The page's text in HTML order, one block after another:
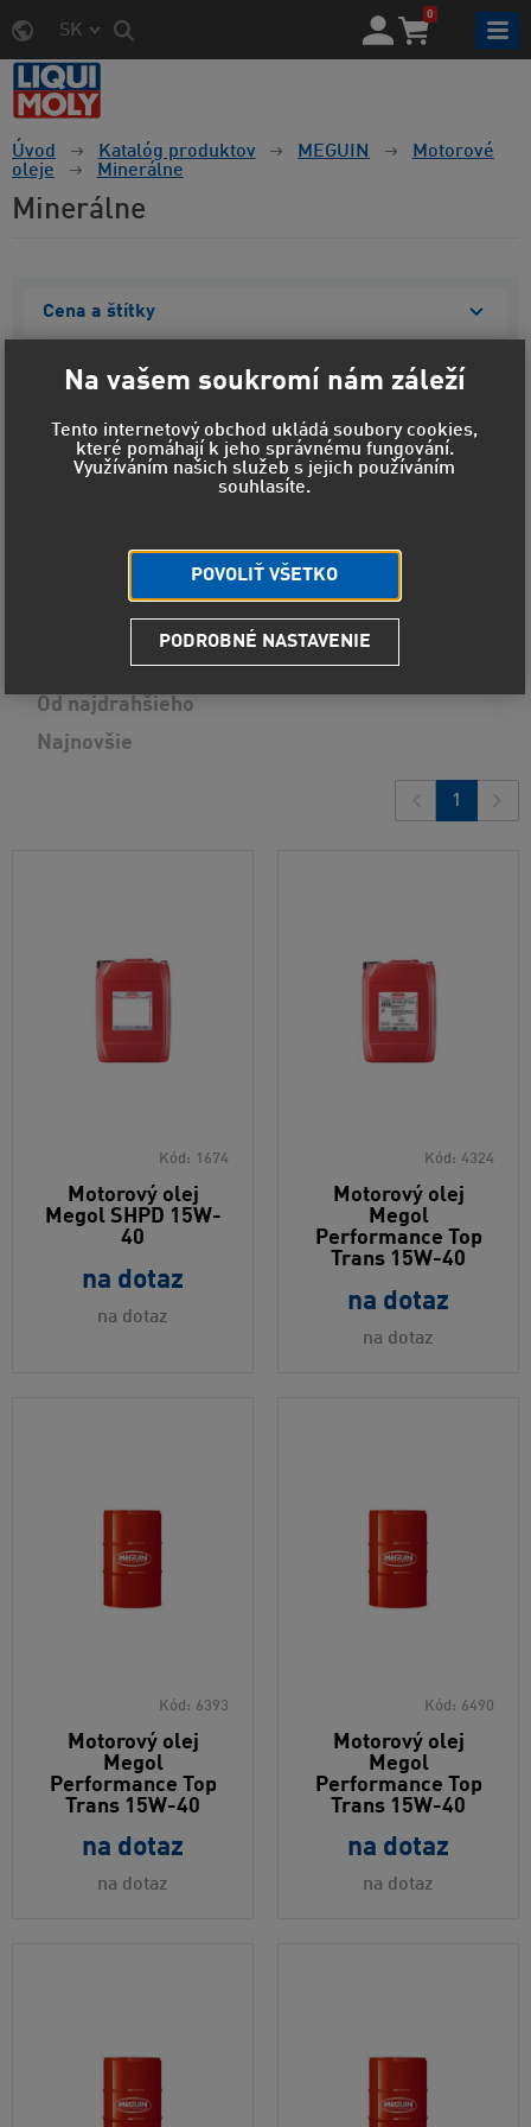
SK
0
Úvod Katalóg produktov MEGUIN
Motorové
oleje
Minerálne
Minerálne
Cena a štítky
Materiál obalu
Viskozita
Predvolené radenie
Od najlacnejšieho
Od najdrahšieho
Najnovšie
1
Kód: 1674
Motorový olej
Megol SHPD 15W-
40
na dotaz
na dotaz
Kód: 4324
Motorový olej
Megol
Performance Top
Trans 15W-40
na dotaz
na dotaz
Kód: 6393
Motorový olej
Megol
Performance Top
Trans 15W-40
na dotaz
na dotaz
Kód: 6490
Motorový olej
Megol
Performance Top
Trans 15W-40
na dotaz
na dotaz
Na vašem soukromí nám záleží
Tento internetový obchod ukládá soubory cookies,
které pomáhají k jeho správnému fungování.
Využíváním našich služeb s jejich používáním
souhlasíte.
POVOLIŤ VŠETKO
PODROBNÉ NASTAVENIE